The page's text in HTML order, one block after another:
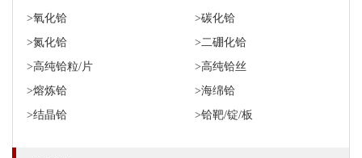
>氧化铪
>碳化铪
>氮化铪
>二硼化铪
>高纯铪粒/片
>高纯铪丝
>熔炼铪
>海绵铪
>结晶铪
>铪靶/锭/板